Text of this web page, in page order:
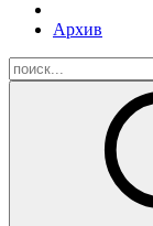
Архив